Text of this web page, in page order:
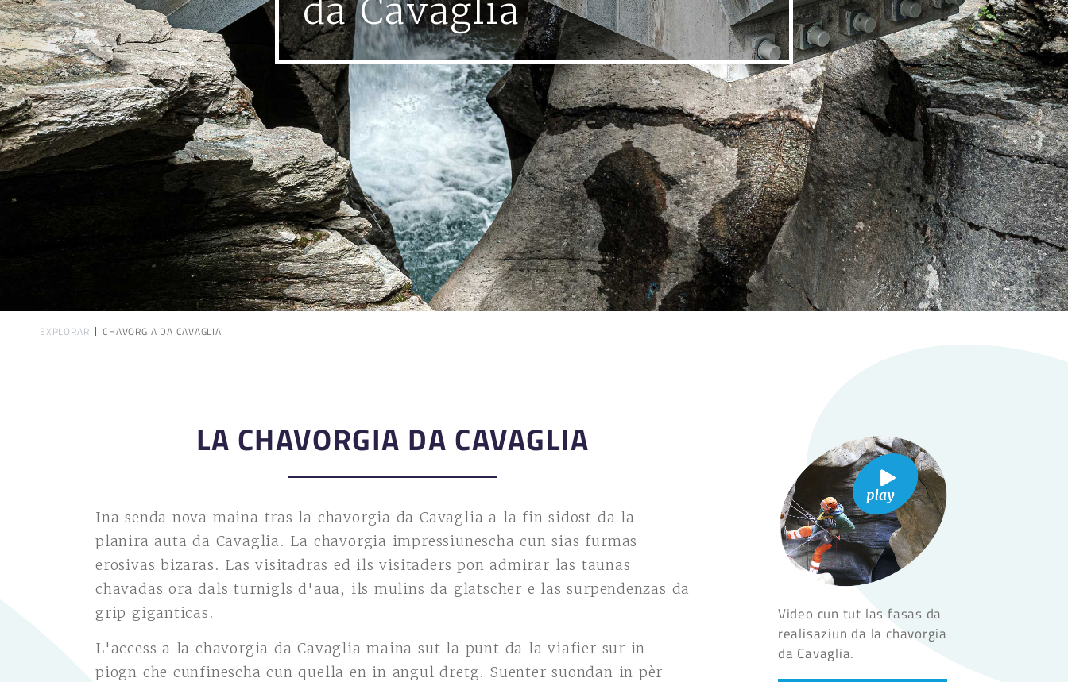
da Cavaglia
EXPLORAR CHAVORGIA DA CAVAGLIA
LA CHAVORGIA DA CAVAGLIA
Ina senda nova maina tras la chavorgia da Cavaglia a la fin sidost da la
planira auta da Cavaglia. La chavorgia impressiunescha cun sias furmas
erosivas bizaras. Las visitadras ed ils visitaders pon admirar las taunas
chavadas ora dals turnigls d'aua, ils mulins da glatscher e las surpendenzas da
grip giganticas.
L'access a la chavorgia da Cavaglia maina sut la punt da la viafier sur in
piogn che cunfinescha cun quella en in angul dretg. Suenter suondan in pèr
Video cun tut las fasas da
realisaziun da la chavorgia
da Cavaglia.